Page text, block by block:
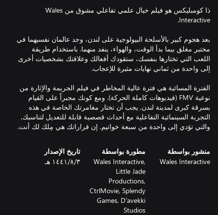
ذا كومبليكس هو فيلم خيال علمي تفاعلي مشوق من Wales
بعد هجوم كبير بالأسلحة البيولوجية على لندن، وجد عالمان نفسيهما في
مختبر مغلق بيما بدأ الوقت، والهواء، ينفد منهما. باستخدام طريقة
اللعب التي تختارها بنفسك، ستقودك أفعالك وعلاقتك بشخصيات أخرى
الفترة المسائية هي فترة عالية المخاطر في فيلم الجريمة والإثارة من
نوعية FMV (فيديوهات كاملة الحركة). ومع كونك مجبراً على القيام
بسرقة كبرى لمدينة لندن, يجب أن تختار مغامرتك الخاصة في هذه
التجربة السينمائية التفاعلية مع أحداث قصصية قابلة للتعديل لتناسبك,
والتي تؤدي إلى واحدة من سبعة خواتيم. إن قراراتك هي مِلك لك أنت.
منشور بواسطة
Wales Interactive
مطورة بواسطة
Wales Interactive,
Little Jade
Productions,
CtrlMovie, Splendy
Games, D'avekki
Studios
تاريخ الإصدار
٣‏/٨‏/١٤٤١ هـ